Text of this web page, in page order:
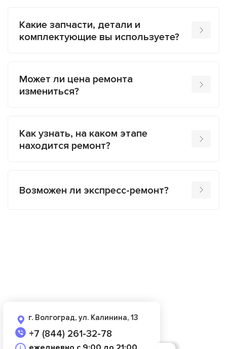
Какие запчасти, детали и
комплектующие вы используете?
Может ли цена ремонта
измениться?
Как узнать, на каком этапе
находится ремонт?
Возможен ли экспресс-ремонт?
г. Волгоград, ул. Калинина, 13
+7 (844) 261-32-78